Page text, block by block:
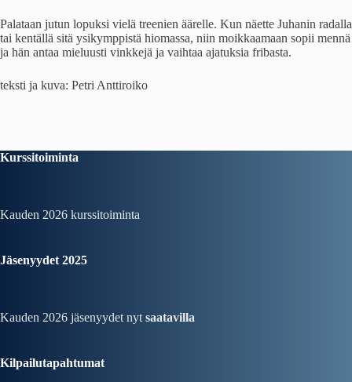
Palataan jutun lopuksi vielä treenien äärelle. Kun näette Juhanin radalla
tai kentällä sitä ysikymppistä hiomassa, niin moikkaamaan sopii mennä
ja hän antaa mieluusti vinkkejä ja vaihtaa ajatuksia fribasta.
teksti ja kuva: Petri Anttiroiko
Kurssitoiminta
Kauden 2026 kurssitoiminta
Jäsenyydet 2025
Kauden 2026 jäsenyydet nyt saatavilla
Kilpailutapahtumat